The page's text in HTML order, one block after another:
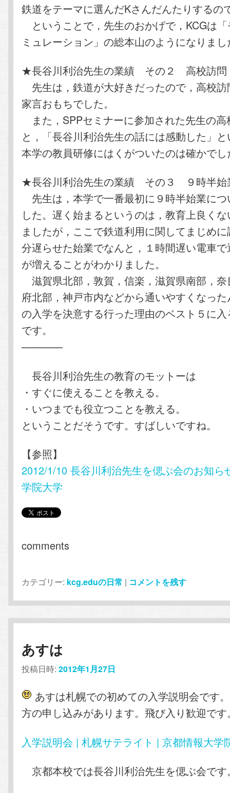
鉄道をテーマに選んだKさんだんたりするの
ということで，先生のおかげで，KCGは
ミュレーション」の総本山のようになりま
★長谷川利治先生の業績 その２ 高校訪問
先生は，鉄道が大好きだったので，高校
家言おもちでした。
また，SPPセミナーに参加された先生の
と，「長谷川利治先生の話には感動した」
本学の教員研修にはくがついたのは確かでし
★長谷川利治先生の業績 その３ ９時半始
先生は，本学で一番最初に９時半始業に
した。遅く始まるというのは，教育上良く
ましたが，ここで鉄道利用に関してまじめ
分遅らせた始業でなんと，１時間遅い電車
が増えることがわかりました。
滋賀県北部，敦賀，信楽，滋賀県南部，
府北部，神戸市内などから通いやすくなっ
の入学を決意する行った理由のベスト５に
です。
————
長谷川利治先生の教育のモットーは
・すぐに使えることを教える。
・いつまでも役立つことを教える。
ということだそうです。すばしいですね。
【参照】
2012/1/10 長谷川利治先生を偲ぶ会のお知ら
学院大学
comments
カテゴリー: kcg.eduの日常 | コメントを残す
あすは
投稿日時:2012年1月27日
あすは札幌での初めての入学説明会です
方の申し込みがあります。飛び入り歓迎です
入学説明会 | 札幌サテライト | 京都情報大学
京都本校では長谷川利治先生を偲ぶ会です